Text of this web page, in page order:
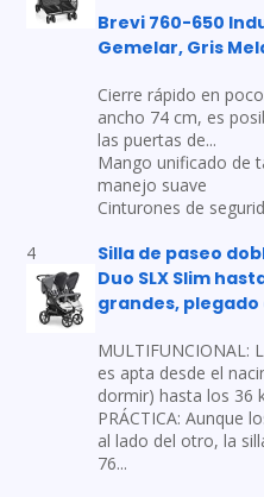
Brevi 760-650
Gemelar, Gris
Cierre rápido en
ancho 74 cm, es
las puertas de...
Mango unificado de
manejo suave
Cinturones de
4
Silla de paseo
Duo SLX Slim
grandes,
MULTIFUNCIONAL:
es apta desde el
dormir) hasta los 36
PRÁCTICA: Aunque
al lado del otro, la
76...